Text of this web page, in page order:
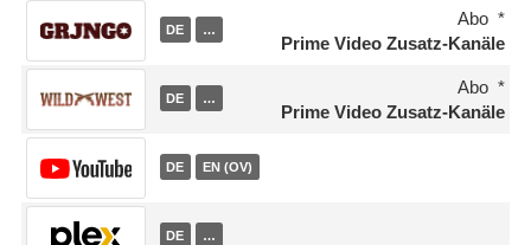
DE …
Abo
Prime Video Zusatz-Kanäle
DE …
Abo
Prime Video Zusatz-Kanäle
DE EN (OV)
DE …